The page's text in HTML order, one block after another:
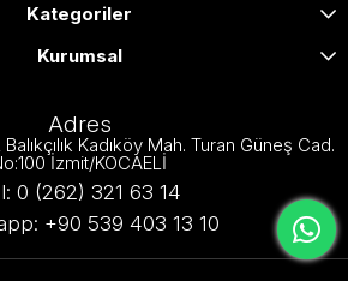
Kategoriler
Kurumsal
Adres
Kadıköy Mah. Turan Güneş Cad.
İzmit/KOCAELİ
0 (262) 321 63 14
+90 539 403 13 10